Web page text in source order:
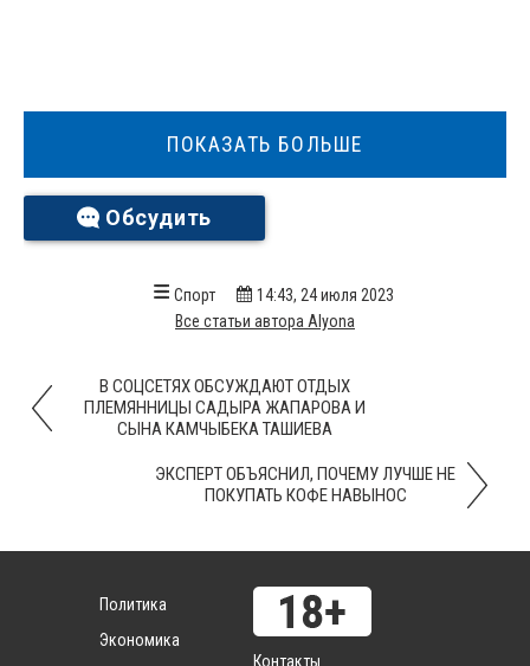
ПОКАЗАТЬ БОЛЬШЕ
Обсудить
Спорт
14:43, 24 июля 2023
Все статьи автора Alyona
В СОЦСЕТЯХ ОБСУЖДАЮТ ОТДЫХ
ПЛЕМЯННИЦЫ САДЫРА ЖАПАРОВА И
СЫНА КАМЧЫБЕКА ТАШИЕВА
ЭКСПЕРТ ОБЪЯСНИЛ, ПОЧЕМУ ЛУЧШЕ НЕ
ПОКУПАТЬ КОФЕ НАВЫНОС
Политика
Экономика
Контакты